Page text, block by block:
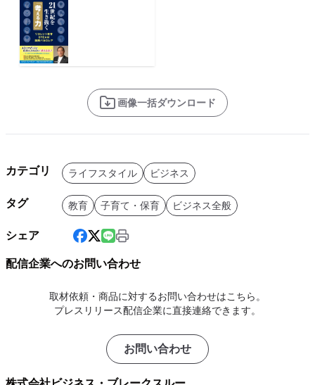
画像一括ダウンロード
カテゴリ ライフスタイル ビジネス
タグ 教育 子育て・保育 ビジネス全般
シェア
配信企業へのお問い合わせ
取材依頼・商品に対するお問い合わせはこちら。
プレスリリース配信企業に直接連絡できます。
お問い合わせ